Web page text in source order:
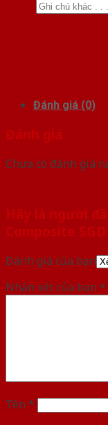
Đánh giá (0)
Đánh giá
Chưa có đánh giá
Hãy là người
Composite
Đánh giá của bạn
Nhận xét của bạn *
Tên *